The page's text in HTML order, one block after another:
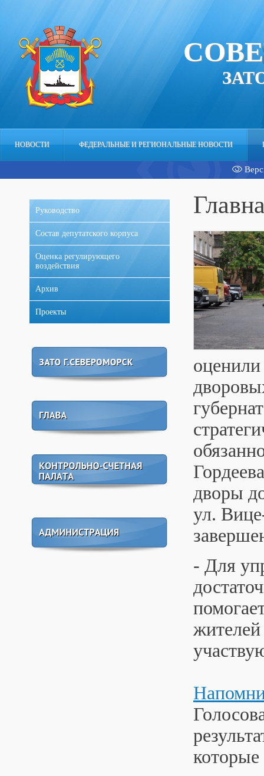
НОВОСТИ ФЕДЕРАЛЬНЫЕ И РЕГИОНАЛЬНЫЕ НОВОСТИ
АППАРАТ
Руководство
Состав депутатского корпуса
Оценка регулирующего
воздействия
Архив
Проекты
дворы
ул.
- Для
жителей
которые